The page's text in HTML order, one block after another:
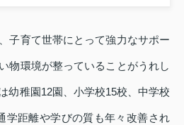
子育て世帯にとって強力なサポー
物環境が整っていることがうれし
幼稚園12園、小学校15校、中学校
学距離や学びの質も年々改善され